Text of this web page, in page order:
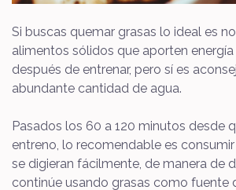
Si buscas quemar grasas lo ideal es
alimentos sólidos que aporten
después de entrenar, pero sí es
abundante cantidad de agua.
Pasados los 60 a 120 minutos desde
entreno, lo recomendable es
se digieran fácilmente, de manera de
continúe usando grasas como fuente